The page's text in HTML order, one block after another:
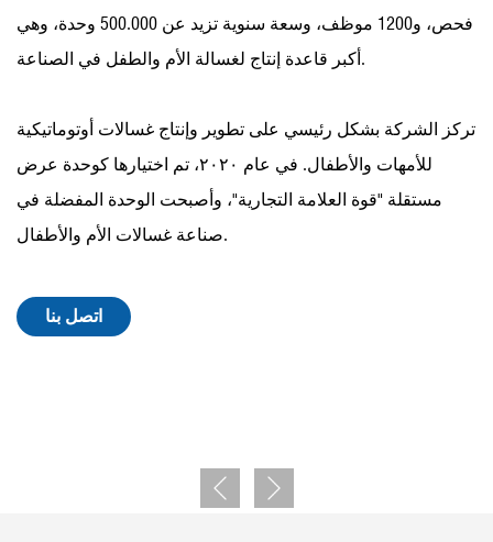
فحص، و1200 موظف، وسعة سنوية تزيد عن 500.000 وحدة، وهي
أكبر قاعدة إنتاج لغسالة الأم والطفل في الصناعة.
تركز الشركة بشكل رئيسي على تطوير وإنتاج غسالات أوتوماتيكية
للأمهات والأطفال. في عام ٢٠٢٠، تم اختيارها كوحدة عرض
مستقلة "قوة العلامة التجارية"، وأصبحت الوحدة المفضلة في
صناعة غسالات الأم والأطفال.
اتصل بنا